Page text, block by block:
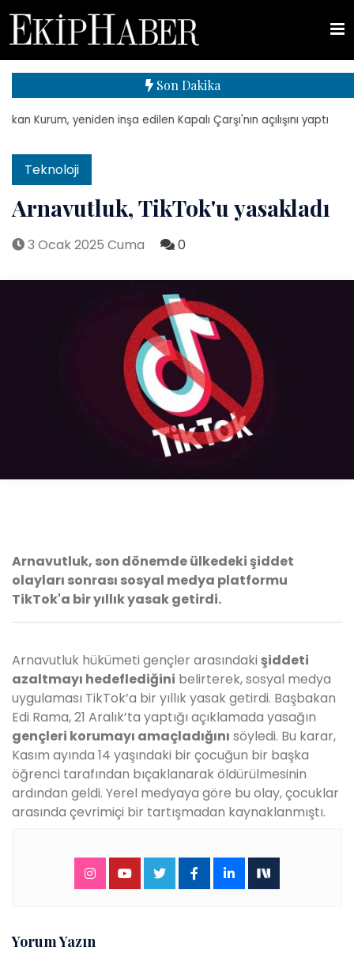
Son Dakika
yeniden inşa edilen Kapalı Çarşı'nın açılışını yaptı |
Teknoloji
Arnavutluk, TikTok'u yasakladı
3 Ocak 2025 Cuma 0
Arnavutluk, son dönemde ülkedeki şiddet
olayları sonrası sosyal medya platformu
TikTok'a bir yıllık yasak getirdi.
Arnavutluk hükümeti gençler arasındaki şiddeti
azaltmayı hedeflediğini belirterek, sosyal medya
uygulaması TikTok’a bir yıllık yasak getirdi. Başbakan
Edi Rama, 21 Aralık’ta yaptığı açıklamada yasağın
gençleri korumayı amaçladığını söyledi. Bu karar,
Kasım ayında 14 yaşındaki bir çocuğun bir başka
öğrenci tarafından bıçaklanarak öldürülmesinin
ardından geldi. Yerel medyaya göre bu olay, çocuklar
arasında çevrimiçi bir tartışmadan kaynaklanmıştı.
Yorum Yazın